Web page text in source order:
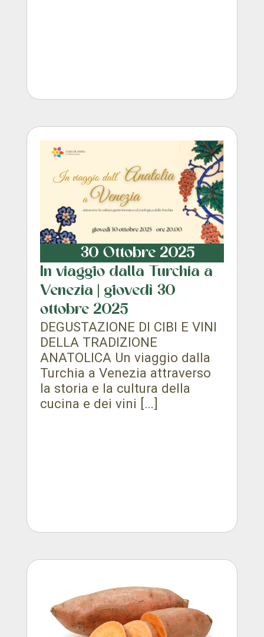
30 Ottobre 2025
In viaggio dalla Turchia a
Venezia | giovedì 30
ottobre 2025
DEGUSTAZIONE DI CIBI E VINI
DELLA TRADIZIONE
ANATOLICA Un viaggio dalla
Turchia a Venezia attraverso
la storia e la cultura della
cucina e dei vini […]